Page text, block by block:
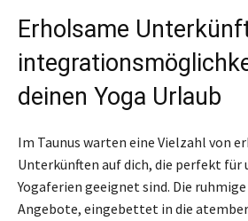
Erholsame
deinen Yoga Urlaub
Im Taunus warten eine Vielzahl von
Unterkünften auf dich, die perfekt für
Yogaferien geeignet sind. Die
Angebote, eingebettet in die